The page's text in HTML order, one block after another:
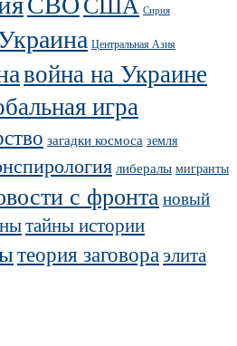
Сирия
Центральная Азия
война на Украине
игра
загадки космоса земля
либералы мигранты
с фронтановый
тайны истории
теория заговораэлита